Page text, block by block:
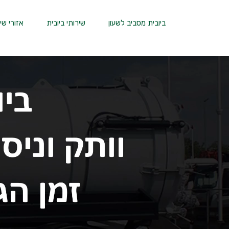
ביובית מסביב לשעון שירותי ביובית אזורי